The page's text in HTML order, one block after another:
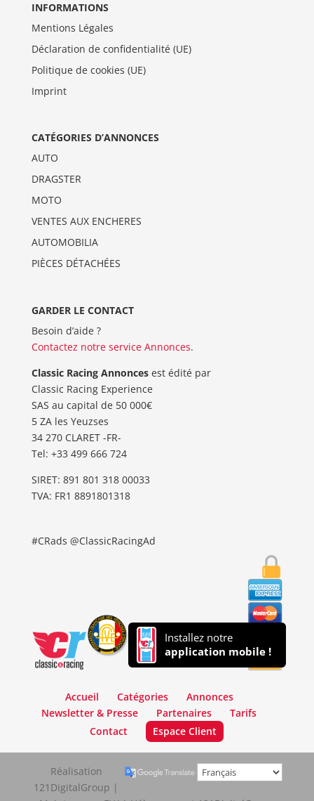
INFORMATIONS
Mentions Légales
Déclaration de confidentialité (UE)
Politique de cookies (UE)
Imprint
CATÉGORIES D’ANNONCES
AUTO
DRAGSTER
MOTO
VENTES AUX ENCHERES
AUTOMOBILIA
PIÈCES DÉTACHÉES
GARDER LE CONTACT
Besoin d’aide ?
Contactez notre service Annonces.
Classic Racing Annoncesest édité par
Classic Racing Experience
SAS au capital de 50 000€
5 ZA les Yeuzses
34 270 CLARET -FR-
Tel: ‭+33 499 666 724‬
SIRET: 891 801 318 00033
TVA: FR1 8891801318
#CRads @ClassicRacingAd
Installez notre
application mobile !
Accueil Catégories
Annonces
Newsletter & Presse
Partenaires
Tarifs
Contact
Espace Client
Réalisation
121DigitalGroup |